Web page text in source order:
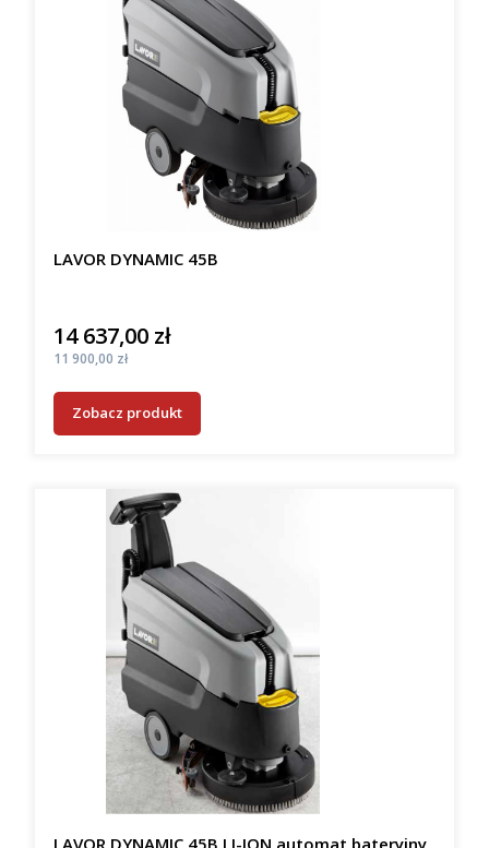
LAVOR DYNAMIC 45B
Cena
14 637,00 zł
Cena
11 900,00 zł
Zobacz produkt
LAVOR DYNAMIC 45B LI-ION automat bateryjny